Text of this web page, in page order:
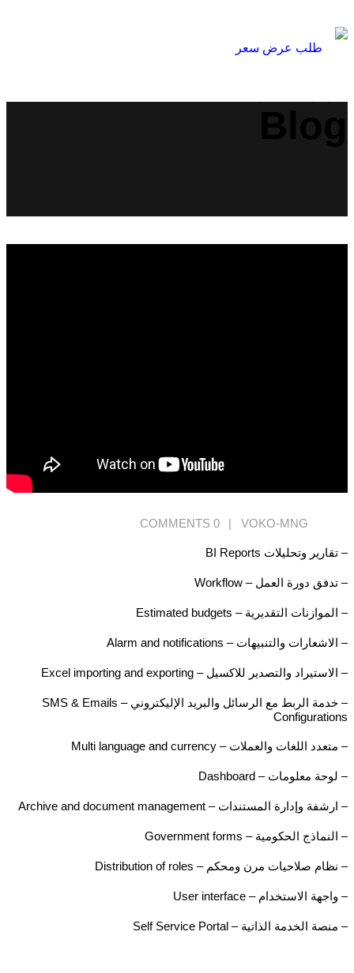
طلب عرض سعر
VOKO-MNG
0 COMMENTS
– تقارير وتحليلات BI Reports
– تدفق دورة العمل – Workflow
– الموازنات التقديرية – Estimated budgets
– الاشعارات والتنبيهات – Alarm and notifications
– الاستيراد والتصدير للاكسيل – Excel importing and exporting
– خدمة الربط مع الرسائل والبريد الإليكتروني – SMS & Emails
Configurations
– متعدد اللغات والعملات – Multi language and currency
– لوحة معلومات – Dashboard
– ارشفة وإدارة المستندات – Archive and document management
– النماذج الحكومية – Government forms
– نظام صلاحيات مرن ومحكم – Distribution of roles
– واجهة الاستخدام – User interface
– منصة الخدمة الذاتية – Self Service Portal